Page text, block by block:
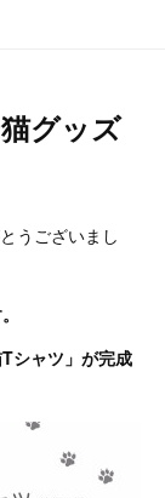
グッズ
うございまし
シャツ」が完成